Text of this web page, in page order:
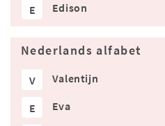
E Edison
Nederlands alfabet
V Valentijn
E Eva